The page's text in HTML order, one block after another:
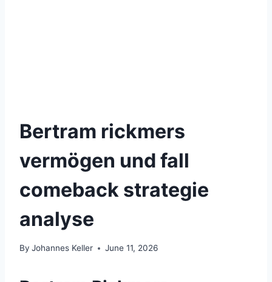
Bertram rickmers
vermögen und fall
comeback strategie
analyse
By Johannes Keller June 11, 2026